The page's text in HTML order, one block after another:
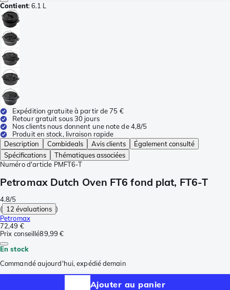
Contient:6.1 L
Expédition gratuite à partir de 75 €
Retour gratuit sous 30 jours
Nos clients nous donnent une note de 4,8/5
Produit en stock, livraison rapide
Description
Combideals Avis clients
Également consulté
Spécifications
Thématiques associées
Numéro d'article PMFT6-T
Petromax Dutch Oven FT6 fond plat, FT6-T
4.8/5
( 12 évaluations )
Petromax
72,49 €
Prix conseillé89,99 €
En stock
Commandé aujourd'hui, expédié demain
Ajouter au panier